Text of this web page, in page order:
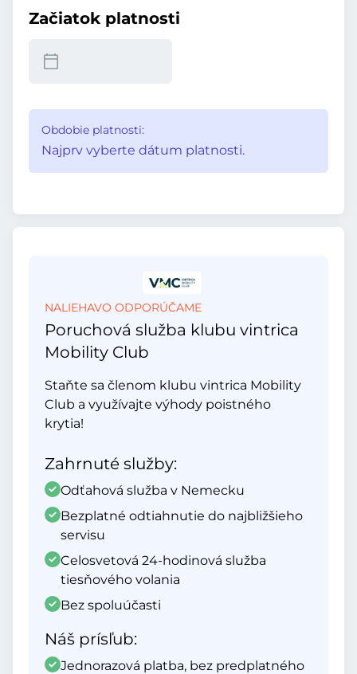
Začiatok platnosti
Obdobie platnosti:
Najprv vyberte dátum platnosti.
NALIEHAVO ODPORÚČAME
Poruchová služba klubu vintrica
Mobility Club
Staňte sa členom klubu vintrica Mobility
Club a využívajte výhody poistného
krytia!
Zahrnuté služby:
Odťahová služba v Nemecku
Bezplatné odtiahnutie do najbližšieho
servisu
Celosvetová 24-hodinová služba
tiesňového volania
Bez spoluúčasti
Náš prísľub:
Jednorazová platba, bez predplatného